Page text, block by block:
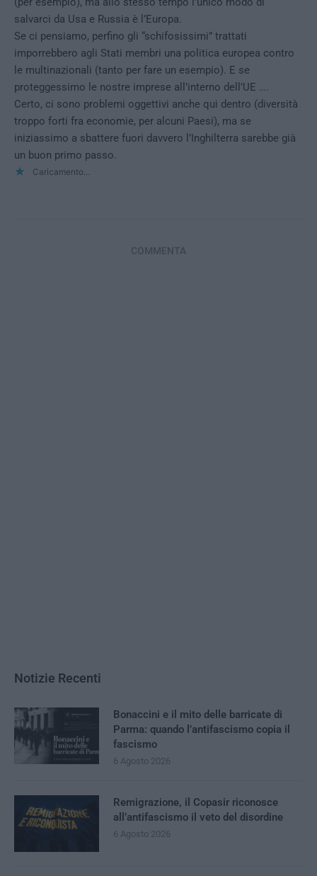
salvarci da Usa e Russia è l’Europa.
Se ci pensiamo, perfino gli “schifosissimi” trattati
imporrebbero agli Stati membri una politica europea contro
le multinazionali (tanto per fare un esempio). E se
proteggessimo le nostre imprese all’interno dell’UE ….
Certo, ci sono problemi oggettivi anche qui dentro (diversità
troppo forti fra economie, per alcuni Paesi), ma se
iniziassimo a sbattere fuori davvero l’Inghilterra sarebbe già
un buon primo passo.
Caricamento...
COMMENTA
Notizie Recenti
Bonaccini e il mito delle barricate di
Parma: quando l’antifascismo copia il
fascismo
6 Agosto 2026
Remigrazione, il Copasir riconosce
all’antifascismo il veto del disordine
6 Agosto 2026